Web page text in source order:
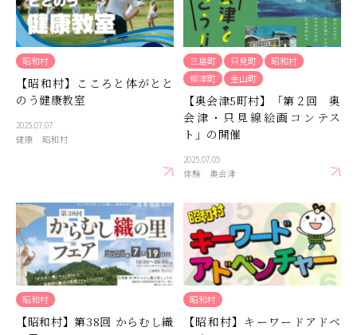
昭和村
【昭和村】こころと体がとと
のう健康教室
2025.07.07
健康
昭和村
三島町 只見町
昭和村
柳津町
金山町
【奥会津5町村】「第２回 奥
会津・只見線絵画コンテス
ト」の開催
2025.07.05
体験
奥会津
昭和村
【昭和村】第38回 からむし織
昭和村
【昭和村】キーワードアドベ